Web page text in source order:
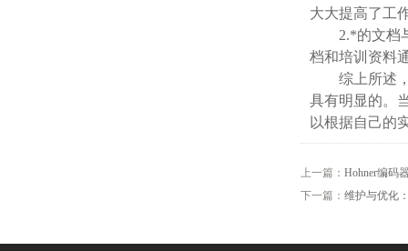
大大提高了工
2.*的文档与
档和培训资料
综上所述，
具有明显的。
以根据自己的
上一篇： Hohner编码
下一篇： 维护与优化